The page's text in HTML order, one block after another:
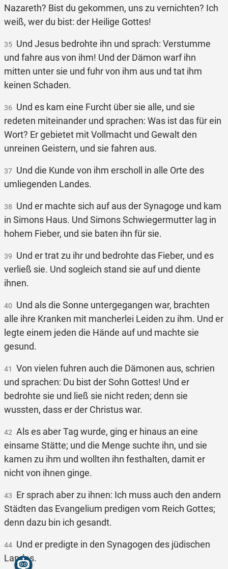
Nazareth? Bist du gekommen, uns zu vernichten? Ich
weiß, wer du bist: der Heilige Gottes!
35 Und Jesus bedrohte ihn und sprach: Verstumme
und fahre aus von ihm! Und der Dämon warf ihn
mitten unter sie und fuhr von ihm aus und tat ihm
keinen Schaden.
36 Und es kam eine Furcht über sie alle, und sie
redeten miteinander und sprachen: Was ist das für ein
Wort? Er gebietet mit Vollmacht und Gewalt den
unreinen Geistern, und sie fahren aus.
37 Und die Kunde von ihm erscholl in alle Orte des
umliegenden Landes.
38 Und er machte sich auf aus der Synagoge und kam
in Simons Haus. Und Simons Schwiegermutter lag in
hohem Fieber, und sie baten ihn für sie.
39 Und er trat zu ihr und bedrohte das Fieber, und es
verließ sie. Und sogleich stand sie auf und diente
ihnen.
40 Und als die Sonne untergegangen war, brachten
alle ihre Kranken mit mancherlei Leiden zu ihm. Und er
legte einem jeden die Hände auf und machte sie
gesund.
41
Von vielen fuhren auch die Dämonen aus, schrien
und sprachen: Du bist der Sohn Gottes! Und er
bedrohte sie und ließ sie nicht reden; denn sie
wussten, dass er der Christus war.
42 Als es aber Tag wurde, ging er hinaus an eine
einsame Stätte; und die Menge suchte ihn, und sie
kamen zu ihm und wollten ihn festhalten, damit er
nicht von ihnen ginge.
43 Er sprach aber zu ihnen: Ich muss auch den andern
Städten das Evangelium predigen vom Reich Gottes;
denn dazu bin ich gesandt.
44 Und er predigte in den Synagogen des jüdischen
Landes.